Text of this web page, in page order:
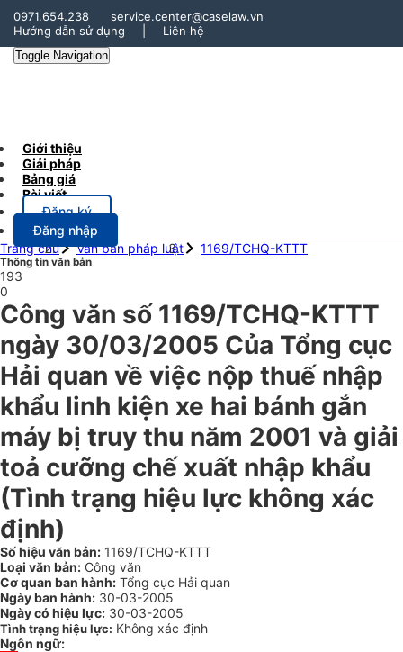
0971.654.238
service.center@caselaw.vn
Hướng dẫn sử dụng
Liên hệ
Toggle Navigation
Giới thiệu
Giải pháp
Bảng giá
Bài viết
Đăng ký
Đăng nhập
Trang chủ
Văn bản pháp luật 1169/TCHQ-KTTT
Thông tin văn bản
193
0
Công văn số 1169/TCHQ-KTTT
ngày 30/03/2005 Của Tổng cục
Hải quan về việc nộp thuế nhập
khẩu linh kiện xe hai bánh gắn
máy bị truy thu năm 2001 và giải
toả cưỡng chế xuất nhập khẩu
(Tình trạng hiệu lực không xác
định)
Số hiệu văn bản: 1169/TCHQ-KTTT
Loại văn bản: Công văn
Cơ quan ban hành: Tổng cục Hải quan
Ngày ban hành: 30-03-2005
Ngày có hiệu lực: 30-03-2005
Tình trạng hiệu lực: Không xác định
Ngôn ngữ: